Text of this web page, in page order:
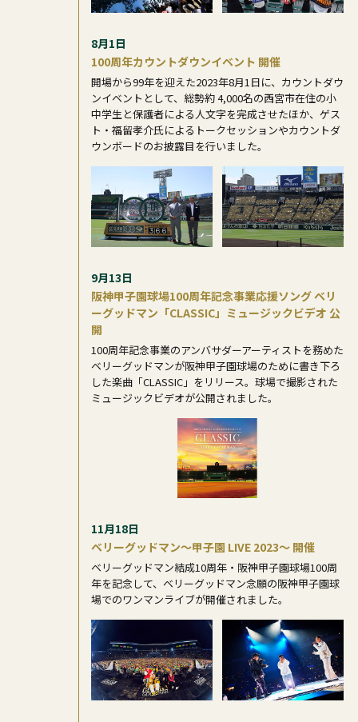
8月1日
100周年カウントダウンイベント 開催
開場から99年を迎えた2023年8月1日に、カウントダウ
ンイベントとして、総勢約 4,000名の西宮市在住の小
中学生と保護者による人文字を完成させたほか、ゲス
ト・福留孝介氏によるトークセッションやカウントダ
ウンボードのお披露目を行いました。
9月13日
阪神甲子園球場100周年記念事業応援ソングベリ
ーグッドマン「CLASSIC」ミュージックビデオ 公
開
100周年記念事業のアンバサダーアーティストを務めた
ベリーグッドマンが阪神甲子園球場のために書き下ろ
した楽曲「CLASSIC」をリリース。球場で撮影された
ミュージックビデオが公開されました。
11月18日
ベリーグッドマン～甲子園 LIVE 2023～ 開催
ベリーグッドマン結成10周年・阪神甲子園球場100周
年を記念して、ベリーグッドマン念願の阪神甲子園球
場でのワンマンライブが開催されました。